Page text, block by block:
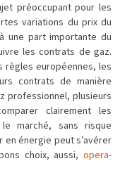
préoccupant pour les
variations du prix du
une part importante du
les contrats de gaz.
règles européennes, les
contrats de manière
professionnel, plusieurs
clairement les
marché, sans risque
en énergie peut s’avérer
choix, aussi, opera-